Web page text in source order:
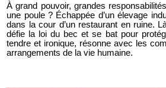
À grand pouvoir, grandes
une poule ? Échappée d’un élevage
dans la cour d’un restaurant en ruine.
défie la loi du bec et se bat pour
tendre et ironique, résonne avec les
arrangements de la vie humaine.